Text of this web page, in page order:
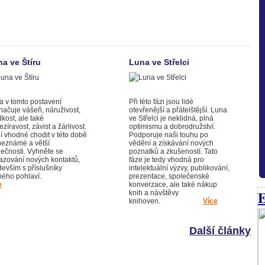
ve Štíru
v tomto postavení
vášeň, náruživost,
ale také
závist a žárlivost.
vhodné chodit v této době
a větší
Vyhněte se
nových kontaktů,
s příslušníky
pohlaví.
Luna ve Střelci
Při této fázi jsou lidé
otevřenější a přátelštější. Luna
ve Střelci je neklidná, plná
optimismu a dobrodružství.
Podporuje naši touhu po
vědění a získávání nových
poznatků a zkušeností. Tato
fáze je tedy vhodná pro
intelektuální výzvy, publikování,
prezentace, společenské
konverzace, ale také nákup
knih a návštěvy
knihoven. Více
Další články